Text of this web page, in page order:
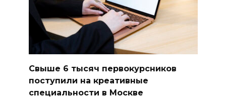
Свыше 6 тысяч первокурсников
поступили на креативные
специальности в Москве